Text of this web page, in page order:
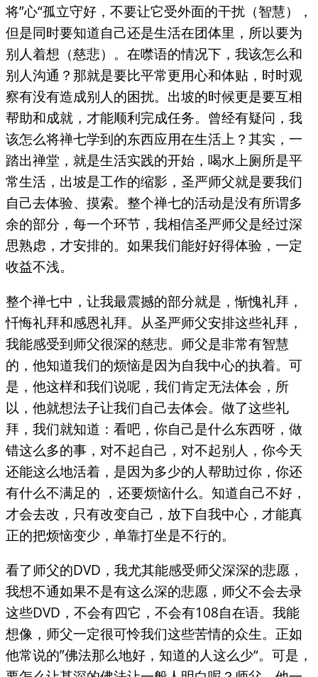
将”心“孤立守好，不要让它受外面的干扰（智慧），
但是同时要知道自己还是生活在团体里，所以要为
别人着想（慈悲）。在噤语的情况下，我该怎么和
别人沟通？那就是要比平常更用心和体贴，时时观
察有没有造成别人的困扰。出坡的时候更是要互相
帮助和成就，才能顺利完成任务。曾经有疑问，我
该怎么将禅七学到的东西应用在生活上？其实，一
踏出禅堂，就是生活实践的开始，喝水上厕所是平
常生活，出坡是工作的缩影，圣严师父就是要我们
自己去体验、摸索。整个禅七的活动是没有所谓多
余的部分，每一个环节，我相信圣严师父是经过深
思熟虑，才安排的。如果我们能好好得体验，一定
收益不浅。
整个禅七中，让我最震撼的部分就是，惭愧礼拜，
忏悔礼拜和感恩礼拜。从圣严师父安排这些礼拜，
我能感受到师父很深的慈悲。师父是非常有智慧
的，他知道我们的烦恼是因为自我中心的执着。可
是，他这样和我们说呢，我们肯定无法体会，所
以，他就想法子让我们自己去体会。做了这些礼
拜，我们就知道：看吧，你自己是什么东西呀，做
错这么多的事，对不起自己，对不起别人，你今天
还能这么地活着，是因为多少的人帮助过你，你还
有什么不满足的 ，还要烦恼什么。知道自己不好，
才会去改，只有改变自己，放下自我中心，才能真
正的把烦恼变少，单靠打坐是不行的。
看了师父的DVD，我尤其能感受师父深深的悲愿，
我想不通如果不是有这么深的悲愿，师父不会去录
这些DVD，不会有四它，不会有108自在语。我能
想像，师父一定很可怜我们这些苦情的众生。正如
他常说的”佛法那么地好，知道的人这么少“。可是，